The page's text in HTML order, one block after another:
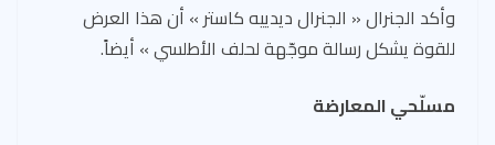
وأكد الجنرال « الجنرال ديدييه كاستر » أن هذا العرض
للقوة يشكل رسالة موجّهة لحلف الأطلسي » أيضاً.
مسلّحي المعارضة